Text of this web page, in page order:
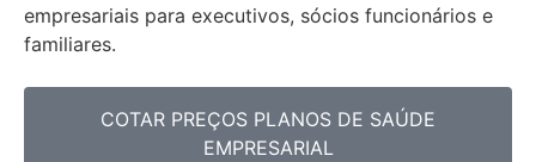
empresariais para executivos, sócios funcionários e
familiares.
COTAR PREÇOS PLANOS DE SAÚDE
EMPRESARIAL